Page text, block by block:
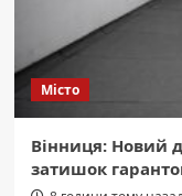
Місто
Вінниця: Новий
затишок